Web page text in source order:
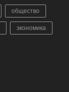
общество
экономика